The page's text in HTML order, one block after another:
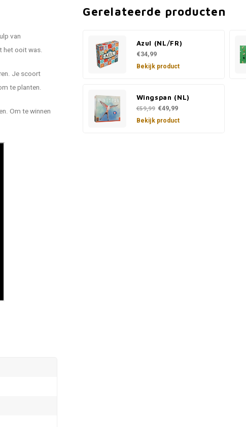
van
het ooit was.
Je scoort
te planten.
Om te winnen
Gerelateerde producten
Azul (NL/FR)
€34,99
Bekijk product
Wingspan (NL)
€59,99 €49,99
Bekijk product